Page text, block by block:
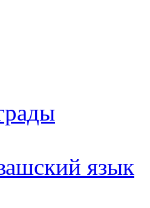
язык